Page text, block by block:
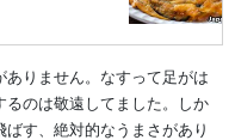
りません。なすって足がは
のは敬遠してました。しか
す、絶対的なうまさがあり